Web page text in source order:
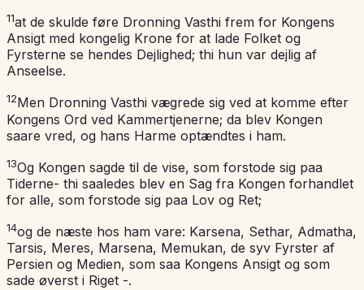
11at de skulde føre Dronning Vasthi frem for Kongens
Ansigt med kongelig Krone for at lade Folket og
Fyrsterne se hendes Dejlighed; thi hun var dejlig af
Anseelse.
12Men Dronning Vasthi vægrede sig ved at komme efter
Kongens Ord ved Kammertjenerne; da blev Kongen
saare vred, og hans Harme optændtes i ham.
13Og Kongen sagde til de vise, som forstode sig paa
Tiderne- thi saaledes blev en Sag fra Kongen forhandlet
for alle, som forstode sig paa Lov og Ret;
14og de næste hos ham vare: Karsena, Sethar, Admatha,
Tarsis, Meres, Marsena, Memukan, de syv Fyrster af
Persien og Medien, som saa Kongens Ansigt og som
sade øverst i Riget -.